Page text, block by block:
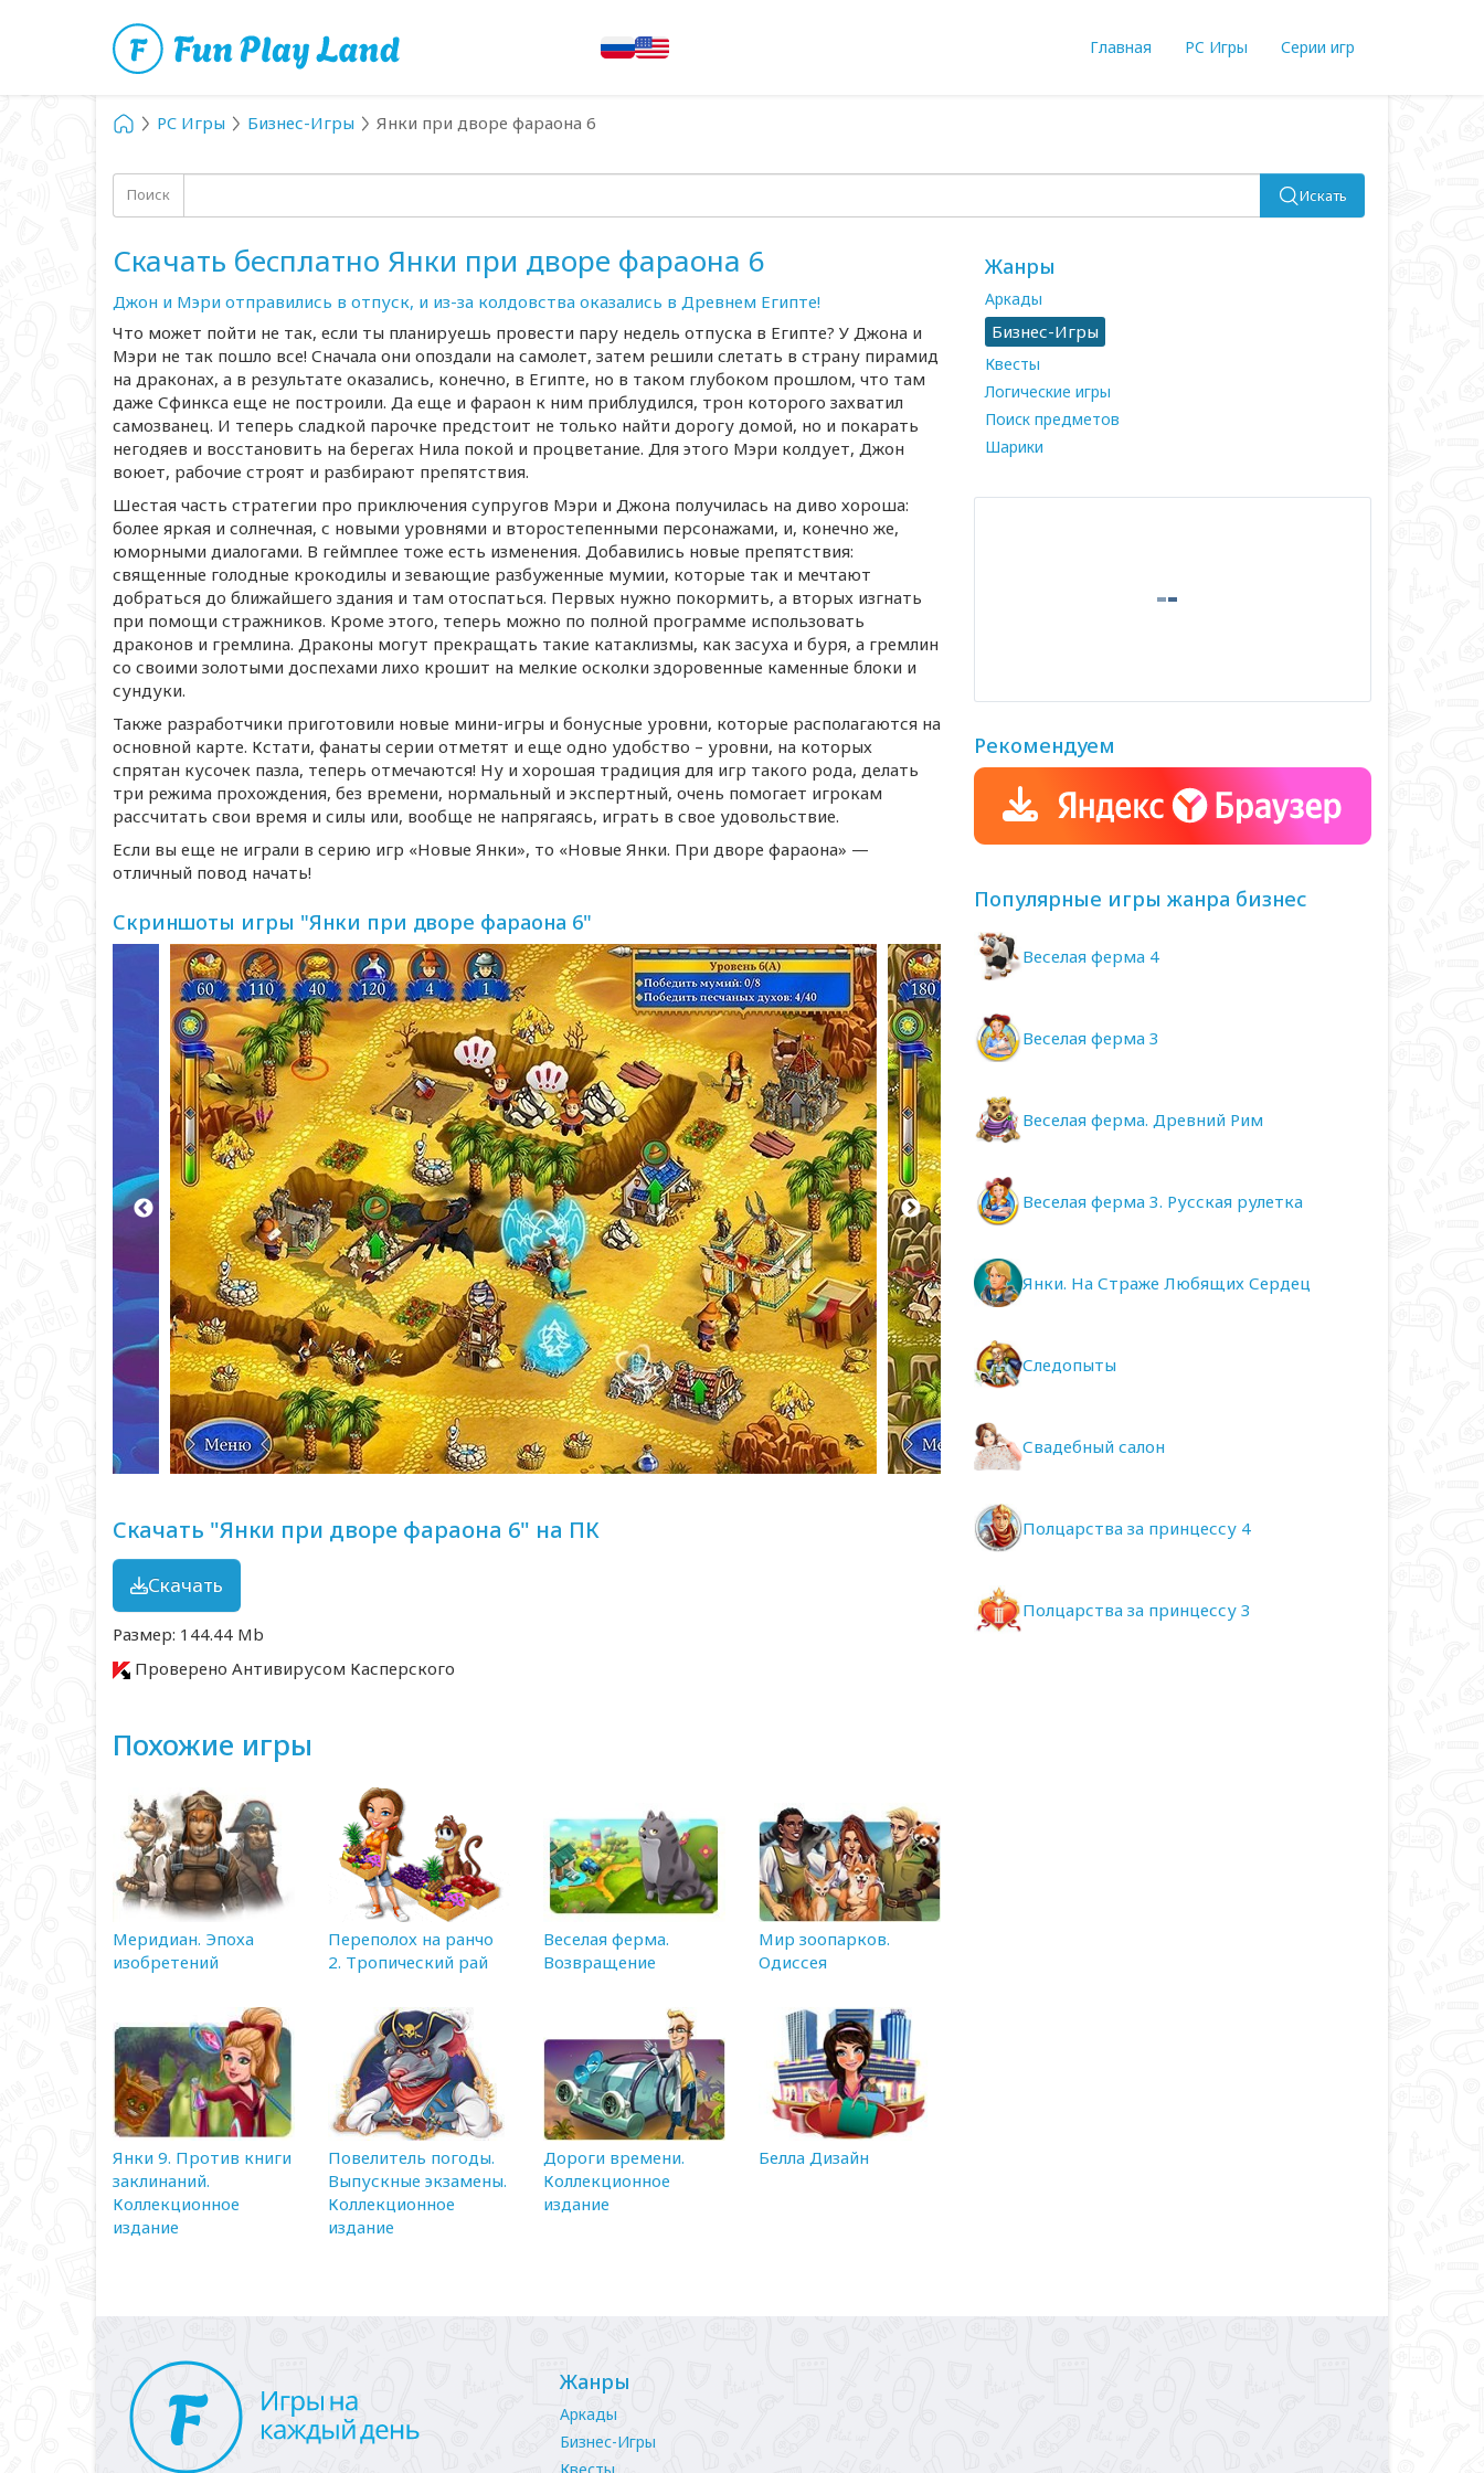
Главная PC Игры Серии игр
PC Игры Бизнес-Игры Янки при дворе фараона 6
Поиск Искать
Скачать бесплатно Янки при дворе фараона 6
Джон и Мэри отправились в отпуск, и из-за колдовства оказались в Древнем Египте!
Что может пойти не так, если ты планируешь провести пару недель отпуска в Египте? У Джона и
Мэри не так пошло все! Сначала они опоздали на самолет, затем решили слетать в страну пирамид
на драконах, а в результате оказались, конечно, в Египте, но в таком глубоком прошлом, что там
даже Сфинкса еще не построили. Да еще и фараон к ним приблудился, трон которого захватил
самозванец. И теперь сладкой парочке предстоит не только найти дорогу домой, но и покарать
негодяев и восстановить на берегах Нила покой и процветание. Для этого Мэри колдует, Джон
воюет, рабочие строят и разбирают препятствия.
Шестая часть стратегии про приключения супругов Мэри и Джона получилась на диво хороша:
более яркая и солнечная, с новыми уровнями и второстепенными персонажами, и, конечно же,
юморными диалогами. В геймплее тоже есть изменения. Добавились новые препятствия:
священные голодные крокодилы и зевающие разбуженные мумии, которые так и мечтают
добраться до ближайшего здания и там отоспаться. Первых нужно покормить, а вторых изгнать
при помощи стражников. Кроме этого, теперь можно по полной программе использовать
драконов и гремлина. Драконы могут прекращать такие катаклизмы, как засуха и буря, а гремлин
со своими золотыми доспехами лихо крошит на мелкие осколки здоровенные каменные блоки и
сундуки.
Также разработчики приготовили новые мини-игры и бонусные уровни, которые располагаются на
основной карте. Кстати, фанаты серии отметят и еще одно удобство – уровни, на которых
спрятан кусочек пазла, теперь отмечаются! Ну и хорошая традиция для игр такого рода, делать
три режима прохождения, без времени, нормальный и экспертный, очень помогает игрокам
рассчитать свои время и силы или, вообще не напрягаясь, играть в свое удовольствие.
Если вы еще не играли в серию игр «Новые Янки», то «Новые Янки. При дворе фараона» —
отличный повод начать!
Скриншоты игры "Янки при дворе фараона 6"
Скачать "Янки при дворе фараона 6" на ПК
Скачать
Размер: 144.44 Mb
Проверено Антивирусом Касперского
Похожие игры
Меридиан. Эпоха
изобретений
Переполох на ранчо
2. Тропический рай
Веселая ферма.
Возвращение
Мир зоопарков.
Одиссея
Янки 9. Против книги
заклинаний.
Коллекционное
издание
Повелитель погоды.
Выпускные экзамены.
Коллекционное
издание
Дороги времени.
Коллекционное
издание
Белла Дизайн
Жанры
Аркады
Бизнес-Игры
Квесты
Логические игры
Поиск предметов
Шарики
Рекомендуем
Популярные игры жанра бизнес
Веселая ферма 4
Веселая ферма 3
Веселая ферма. Древний Рим
Веселая ферма 3. Русская рулетка
Янки. На Страже Любящих Сердец
Следопыты
Свадебный салон
Полцарства за принцессу 4
Полцарства за принцессу 3
Жанры
Аркады
Бизнес-Игры